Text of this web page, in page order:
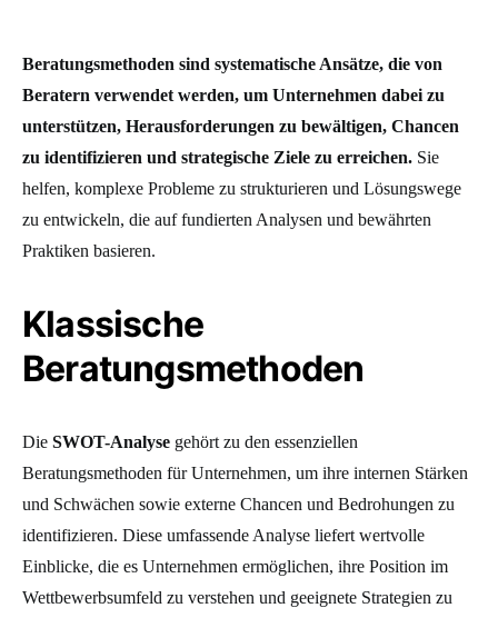
Beratungsmethoden sind systematische Ansätze, die von
Beratern verwendet werden, um Unternehmen dabei zu
unterstützen, Herausforderungen zu bewältigen, Chancen
zu identifizieren und strategische Ziele zu erreichen. Sie
helfen, komplexe Probleme zu strukturieren und Lösungswege
zu entwickeln, die auf fundierten Analysen und bewährten
Praktiken basieren.
Klassische
Beratungsmethoden
Die SWOT-Analyse gehört zu den essenziellen
Beratungsmethoden für Unternehmen, um ihre internen Stärken
und Schwächen sowie externe Chancen und Bedrohungen zu
identifizieren. Diese umfassende Analyse liefert wertvolle
Einblicke, die es Unternehmen ermöglichen, ihre Position im
Wettbewerbsumfeld zu verstehen und geeignete Strategien zu